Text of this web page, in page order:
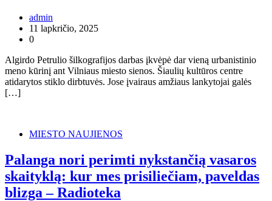
admin
11 lapkričio, 2025
0
Algirdo Petrulio šilkografijos darbas įkvėpė dar vieną urbanistinio
meno kūrinį ant Vilniaus miesto sienos. Šiaulių kultūros centre
atidarytos stiklo dirbtuvės. Jose įvairaus amžiaus lankytojai galės
[…]
MIESTO NAUJIENOS
Palanga nori perimti nykstančią vasaros
skaityklą: kur mes prisiliečiam, paveldas
blizga – Radioteka